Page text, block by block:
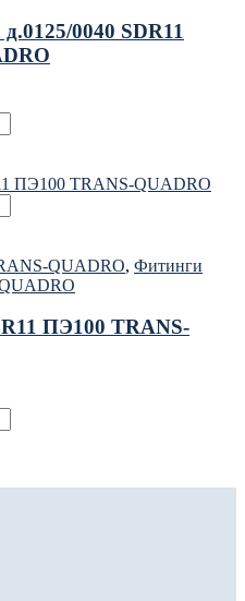
0040 SDR11
QUADRO, Фитинги
ПЭ100 TRANS-